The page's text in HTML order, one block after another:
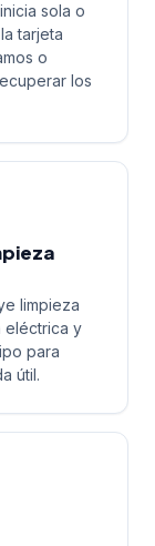
sola o
tarjeta
o
los
limpieza
eléctrica y
para
útil.